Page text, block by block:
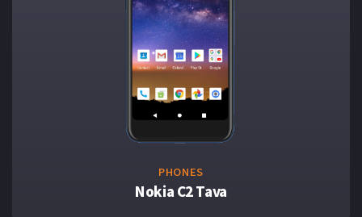
PHONES
Nokia C2 Tava